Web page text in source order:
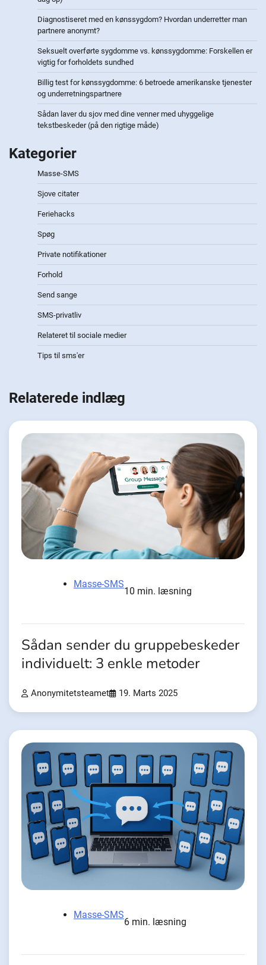
Diagnostiseret med en kønssygdom? Hvordan underretter man
partnere anonymt?
Seksuelt overførte sygdomme vs. kønssygdomme: Forskellen er
vigtig for forholdets sundhed
Billig test for kønssygdomme: 6 betroede amerikanske tjenester
og underretningspartnere
Sådan laver du sjov med dine venner med uhyggelige
tekstbeskeder (på den rigtige måde)
Kategorier
Masse-SMS
Sjove citater
Feriehacks
Spøg
Private notifikationer
Forhold
Send sange
SMS-privatliv
Relateret til sociale medier
Tips til sms'er
Relaterede indlæg
Masse-SMS
10 min. læsning
Sådan sender du gruppebeskeder
individuelt: 3 enkle metoder
Anonymitetsteamet 19. Marts 2025
Masse-SMS
6 min. læsning